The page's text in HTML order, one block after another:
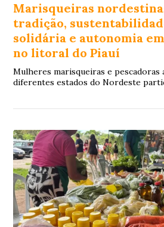
Marisqueiras
tradição,
solidária e autonomia
no litoral do Piauí
Mulheres marisqueiras e pescadoras
diferentes estados do Nordeste